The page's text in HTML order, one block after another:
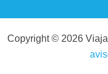
Copyright © 2026